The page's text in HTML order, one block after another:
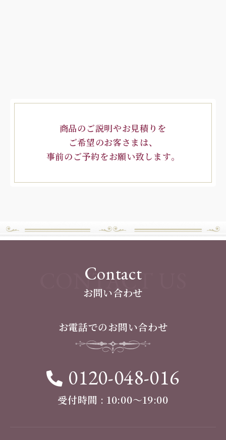
商品のご説明やお見積りを
ご希望のお客さまは、
事前のご予約をお願い致します。
Contact
お問い合わせ
CONTACT US
お電話でのお問い合わせ
0120-048-016
受付時間 : 10:00〜19:00